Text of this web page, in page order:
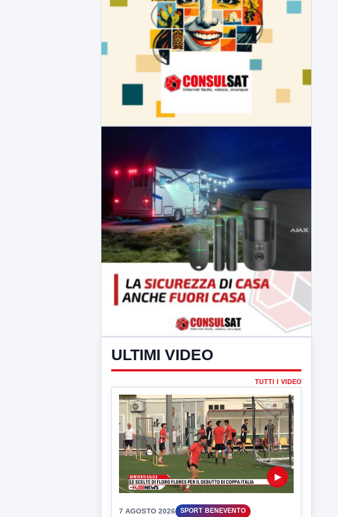
ULTIMI VIDEO
TUTTI I VIDEO